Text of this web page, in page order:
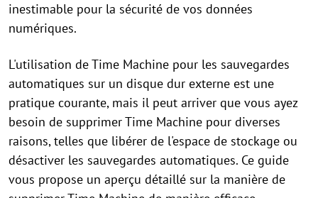
inestimable pour la sécurité de vos données
numériques.
L'utilisation de Time Machine pour les sauvegardes
automatiques sur un disque dur externe est une
pratique courante, mais il peut arriver que vous ayez
besoin de supprimer Time Machine pour diverses
raisons, telles que libérer de l'espace de stockage ou
désactiver les sauvegardes automatiques. Ce guide
vous propose un aperçu détaillé sur la manière de